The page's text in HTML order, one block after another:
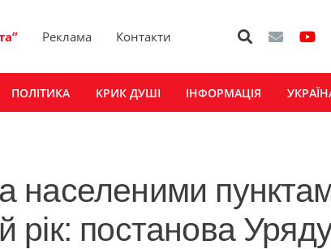
Реклама Контакти
ПОЛІТИКА КРИК ДУШІ ІНФОРМАЦІЯ
населеними
рік: постанова